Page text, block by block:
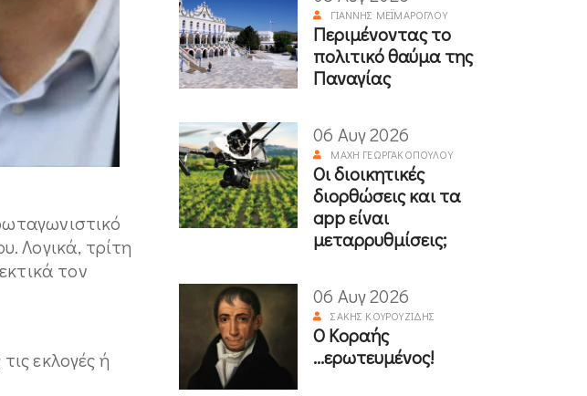
Λογικά, τρίτη
τον
εκλογές ή
ΓΙΆΝΝΗΣ ΜΕΪΜΆΡΟΓΛΟΥ
Περιμένοντας το
πολιτικό θαύμα της
Παναγίας
06 Αυγ 2026
ΜΆΧΗ ΓΕΩΡΓΑΚΟΠΟΎΛΟΥ
Οι διοικητικές
διορθώσεις και τα
app είναι
μεταρρυθμίσεις;
06 Αυγ 2026
ΣΆΚΗΣ ΚΟΥΡΟΥΖΊΔΗΣ
Ο Κοραής
...ερωτευμένος!